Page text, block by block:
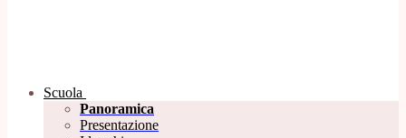
Scuola
Panoramica
Presentazione